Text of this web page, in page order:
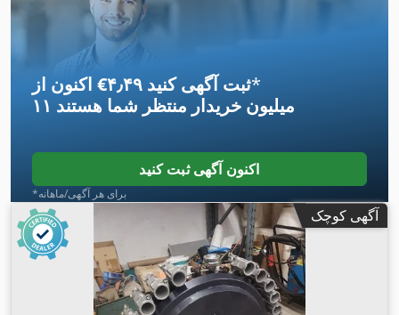
اکنون از ‎€۴٫۴۹ ثبت آگهی کنید*
۱۱ میلیون خریدار منتظر شما هستند
اکنون آگهی ثبت کنید
*برای هر آگهی/ماهانه
آگهی کوچک